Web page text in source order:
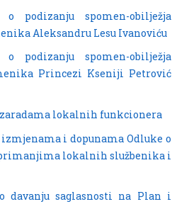
o podizanju spomen-obilježja
Aleksandru Lesu Ivanoviću
o podizanju spomen-obilježja
Princezi Kseniji Petrović
zaradama lokalnih funkcionera
izmjenama i dopunama Odluke o
lokalnih službenika i
o davanju saglasnosti na Plan i